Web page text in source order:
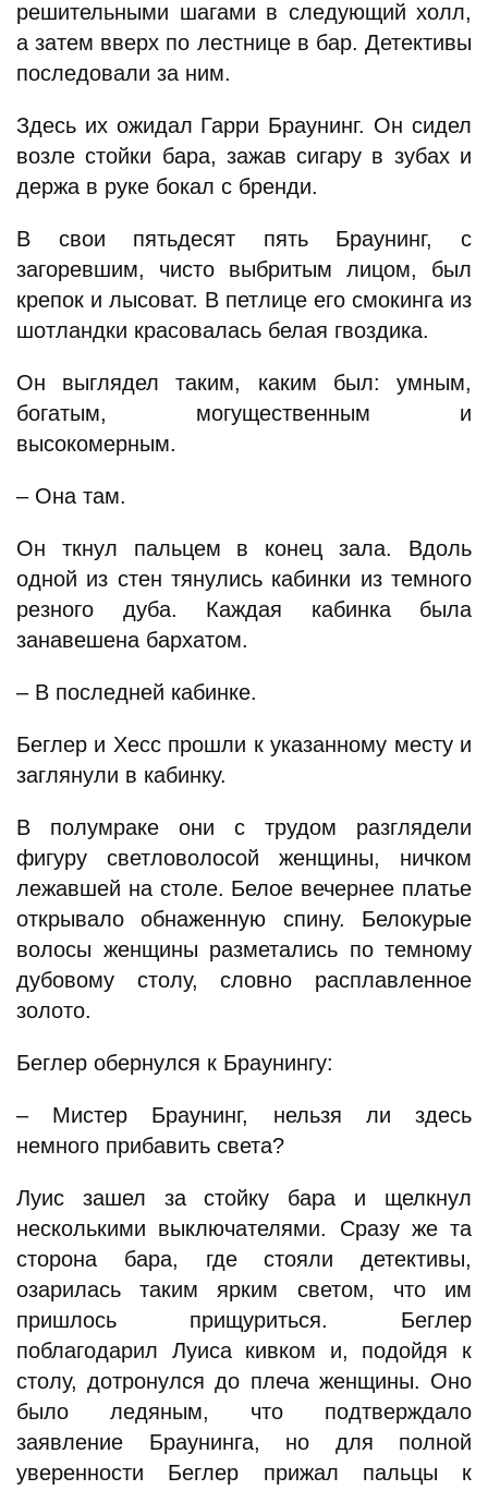
решительными шагами в следующий холл,
а затем вверх по лестнице в бар. Детективы
последовали за ним.
Здесь их ожидал Гарри Браунинг. Он сидел
возле стойки бара, зажав сигару в зубах и
держа в руке бокал с бренди.
В свои пятьдесят пять Браунинг, с
загоревшим, чисто выбритым лицом, был
крепок и лысоват. В петлице его смокинга из
шотландки красовалась белая гвоздика.
Он выглядел таким, каким был: умным,
богатым, могущественным и
высокомерным.
– Она там.
Он ткнул пальцем в конец зала. Вдоль
одной из стен тянулись кабинки из темного
резного дуба. Каждая кабинка была
занавешена бархатом.
– В последней кабинке.
Беглер и Хесс прошли к указанному месту и
заглянули в кабинку.
В полумраке они с трудом разглядели
фигуру светловолосой женщины, ничком
лежавшей на столе. Белое вечернее платье
открывало обнаженную спину. Белокурые
волосы женщины разметались по темному
дубовому столу, словно расплавленное
золото.
Беглер обернулся к Браунингу:
– Мистер Браунинг, нельзя ли здесь
немного прибавить света?
Луис зашел за стойку бара и щелкнул
несколькими выключателями. Сразу же та
сторона бара, где стояли детективы,
озарилась таким ярким светом, что им
пришлось прищуриться. Беглер
поблагодарил Луиса кивком и, подойдя к
столу, дотронулся до плеча женщины. Оно
было ледяным, что подтверждало
заявление Браунинга, но для полной
уверенности Беглер прижал пальцы к